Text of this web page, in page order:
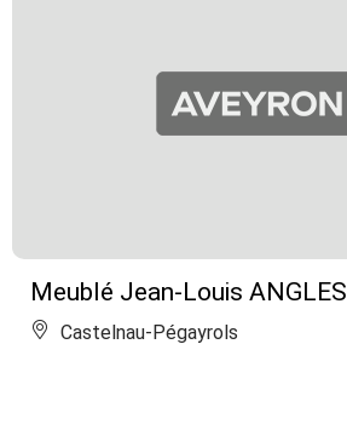
Meublé Jean-Louis ANGLES
Castelnau-Pégayrols